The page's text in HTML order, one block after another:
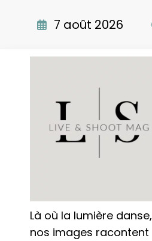
7 août 2026
Là où la lumière danse,
nos images racontent